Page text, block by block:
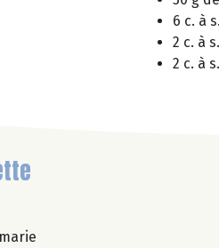
6 c. à
2 c. à
2 c. à